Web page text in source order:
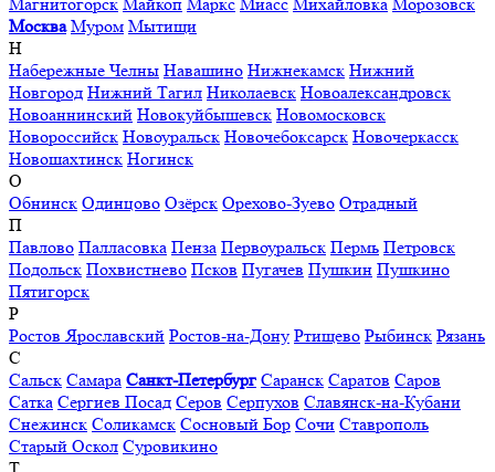
Москва Муром Мытищи
Н
Набережные Челны Навашино Нижнекамск Нижний
Новгород Нижний Тагил Николаевск Новоалександровск
Новоаннинский Новокуйбышевск Новомосковск
Новороссийск Новоуральск Новочебоксарск Новочеркасск
Новошахтинск Ногинск
О
Обнинск Одинцово Озёрск Орехово-Зуево Отрадный
П
Павлово Палласовка Пенза Первоуральск Пермь Петровск
Подольск Похвистнево Псков Пугачев Пушкин Пушкино
Пятигорск
Р
Ростов Ярославский Ростов-на-Дону Ртищево Рыбинск Рязань
С
Сальск Самара Санкт-Петербург Саранск Саратов Саров
Сатка Сергиев Посад Серов Серпухов Славянск-на-Кубани
Снежинск Соликамск Сосновый Бор Сочи Ставрополь
Старый Оскол Суровикино